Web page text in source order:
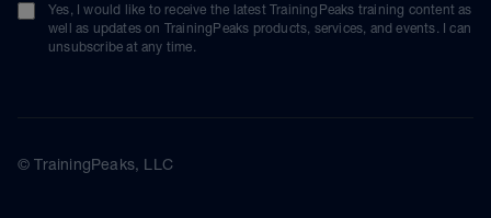
Yes, I would like to receive the latest TrainingPeaks training content as
well as updates on TrainingPeaks products, services, and events. I can
unsubscribe at any time.
© TrainingPeaks, LLC